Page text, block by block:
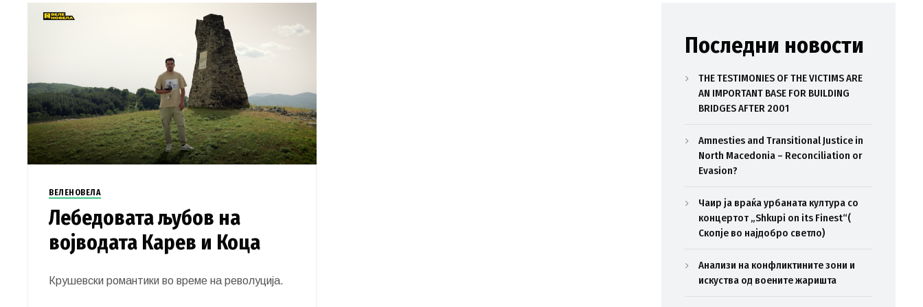
ВЕЛЕНОВЕЛА
Лебедовата љубов на
војводата Карев и Коца
Крушевски романтики во време на револуција.
Последни новости
THE TESTIMONIES OF THE VICTIMS ARE
AN IMPORTANT BASE FOR BUILDING
BRIDGES AFTER 2001
Amnesties and Transitional Justice in
North Macedonia – Reconciliation or
Evasion?
Чаир ја враќа урбаната култура со
концертот „Shkupi on its Finest“(
Скопје во најдобро светло)
Анализи на конфликтините зони и
искуства од воените жаришта